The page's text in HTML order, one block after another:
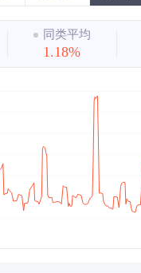
同类平均
1.18%